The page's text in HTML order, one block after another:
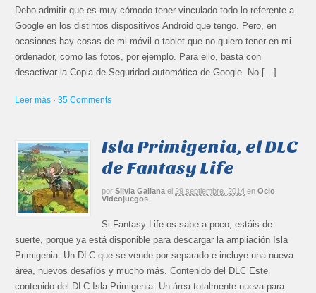
Debo admitir que es muy cómodo tener vinculado todo lo referente a
Google en los distintos dispositivos Android que tengo. Pero, en
ocasiones hay cosas de mi móvil o tablet que no quiero tener en mi
ordenador, como las fotos, por ejemplo. Para ello, basta con
desactivar la Copia de Seguridad automática de Google. No […]
Leer más ·35 Comments
Isla Primigenia, el DLC
de Fantasy Life
por Silvia Galiana el 29 septiembre, 2014 en Ocio
Videojuegos
Si Fantasy Life os sabe a poco, estáis de
suerte, porque ya está disponible para descargar la ampliación Isla
Primigenia. Un DLC que se vende por separado e incluye una nueva
área, nuevos desafíos y mucho más. Contenido del DLC Este
contenido del DLC Isla Primigenia: Un área totalmente nueva para